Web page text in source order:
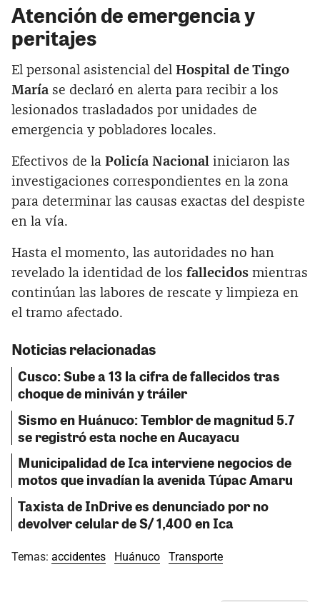
Atención de emergencia y
peritajes
El personal asistencial del Hospital de Tingo
María se declaró en alerta para recibir a los
lesionados trasladados por unidades de
emergencia y pobladores locales.
Efectivos de la Policía Nacional iniciaron las
investigaciones correspondientes en la zona
para determinar las causas exactas del despiste
en la vía.
Hasta el momento, las autoridades no han
revelado la identidad de los fallecidos mientras
continúan las labores de rescate y limpieza en
el tramo afectado.
Noticias relacionadas
Cusco: Sube a 13 la cifra de fallecidos tras
choque de miniván y tráiler
Sismo en Huánuco: Temblor de magnitud 5.7
se registró esta noche en Aucayacu
Municipalidad de Ica interviene negocios de
motos que invadían la avenida Túpac Amaru
Taxista de InDrive es denunciado por no
devolver celular de S/ 1,400 en Ica
Temas: accidentes Huánuco Transporte